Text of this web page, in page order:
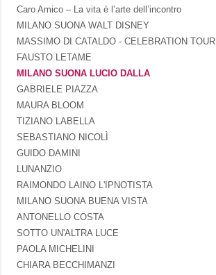
Caro Amico – La vita è l’arte dell’incontro
MILANO SUONA WALT DISNEY
MASSIMO DI CATALDO - CELEBRATION TOUR
FAUSTO LETAME
MILANO SUONA LUCIO DALLA
GABRIELE PIAZZA
MAURA BLOOM
TIZIANO LABELLA
SEBASTIANO NICOLÌ
GUIDO DAMINI
LUNANZIO
RAIMONDO LAINO L'IPNOTISTA
MILANO SUONA BUENA VISTA
ANTONELLO COSTA
SOTTO UN'ALTRA LUCE
PAOLA MICHELINI
CHIARA BECCHIMANZI